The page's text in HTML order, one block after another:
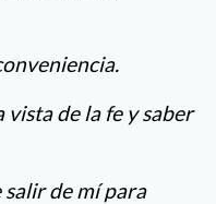
de la fe y saber
salir de mí para